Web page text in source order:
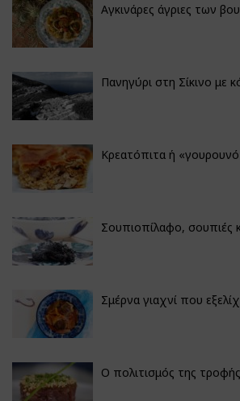
Αγκινάρες άγριες των
Πανηγύρι στη Σίκινο με
Κρεατόπιτα ή
Σουπιοπίλαφο, σουπιές
Σμέρνα γιαχνί που
Ο πολιτισμός της